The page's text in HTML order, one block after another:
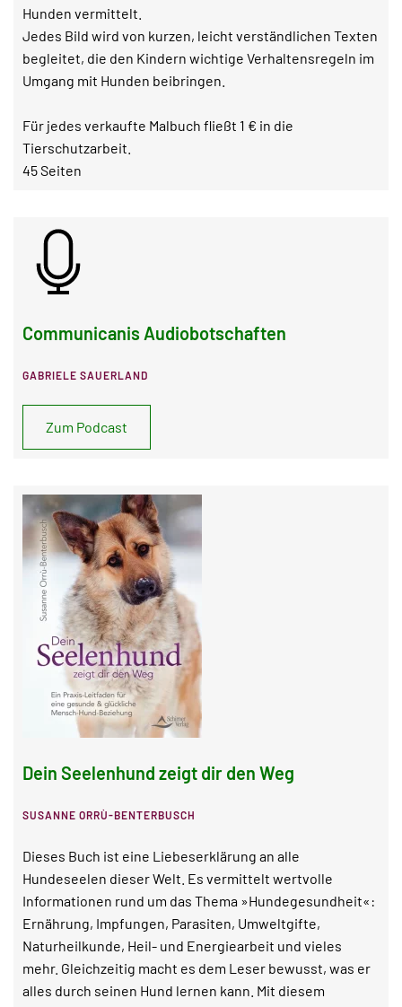
Hunden vermittelt.
Jedes Bild wird von kurzen, leicht verständlichen Texten
begleitet, die den Kindern wichtige Verhaltensregeln im
Umgang mit Hunden beibringen.
Für jedes verkaufte Malbuch fließt 1 € in die
Tierschutzarbeit.
45 Seiten
Communicanis Audiobotschaften
GABRIELE SAUERLAND
Zum Podcast
Dein Seelenhund zeigt dir den Weg
SUSANNE ORRÙ-BENTERBUSCH
Dieses Buch ist eine Liebeserklärung an alle
Hundeseelen dieser Welt. Es vermittelt wertvolle
Informationen rund um das Thema »Hundegesundheit«:
Ernährung, Impfungen, Parasiten, Umweltgifte,
Naturheilkunde, Heil- und Energiearbeit und vieles
mehr. Gleichzeitig macht es dem Leser bewusst, was er
alles durch seinen Hund lernen kann. Mit diesem